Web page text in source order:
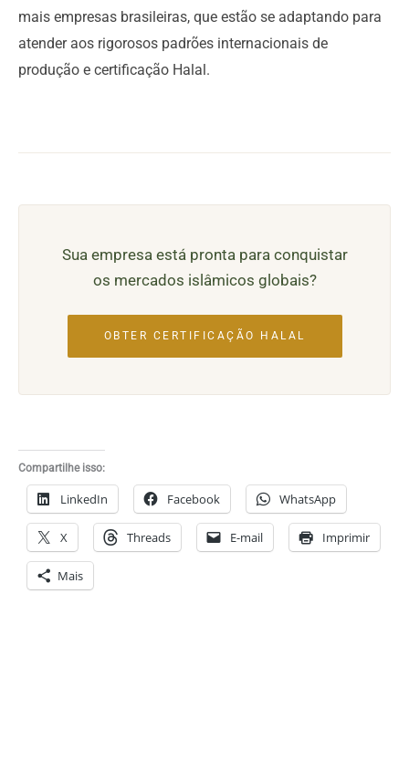
mais empresas brasileiras, que estão se adaptando para
atender aos rigorosos padrões internacionais de
produção e certificação Halal.
Sua empresa está pronta para conquistar
os mercados islâmicos globais?
OBTER CERTIFICAÇÃO HALAL
Compartilhe isso:
LinkedIn Facebook WhatsApp
X Threads E-mail Imprimir
Mais